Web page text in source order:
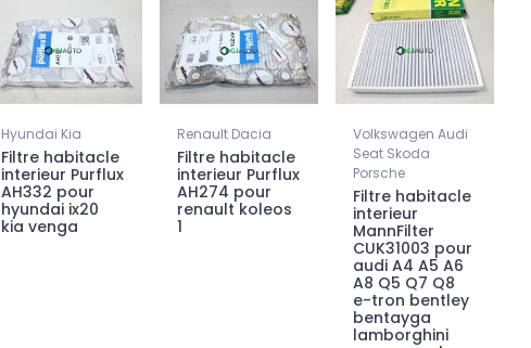
Hyundai Kia
Filtre habitacle
interieur Purflux
AH332 pour
hyundai ix20
kia venga
Renault Dacia
Filtre habitacle
interieur Purflux
AH274 pour
renault koleos
1
Volkswagen Audi
Seat Skoda
Porsche
Filtre habitacle
interieur
MannFilter
CUK31003 pour
audi A4 A5 A6
A8 Q5 Q7 Q8
e-tron bentley
bentayga
lamborghini